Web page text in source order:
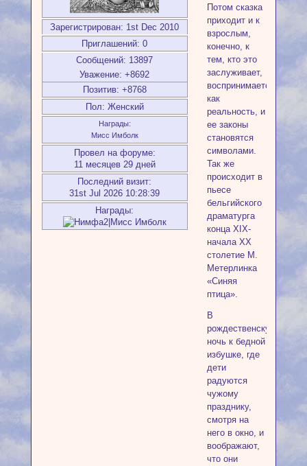
Зарегистрирован: 1st Dec 2010
Приглашений: 0
Сообщений: 13897
Уважение: +8692
Позитив: +8768
Пол: Женский
Награды:
Мисс Имболк
Провел на форуме:
11 месяцев 29 дней
Последний визит:
31st Jul 2026 10:28:39
Награды:
Потом сказка
приходит и к
взрослым,
конечно, к
тем, кто это
заслуживает,
воспринимается
как
реальность, и
ее законы
становятся
символами.
Так же
происходит в
пьесе
бельгийского
драматурга
конца XIX-
начала XX
столетие М.
Метерлинка
«Синяя
птица».
В
рождественскую
ночь к бедной
избушке, где
дети
радуются
чужому
празднику,
смотря на
него в окно, и
воображают,
что они